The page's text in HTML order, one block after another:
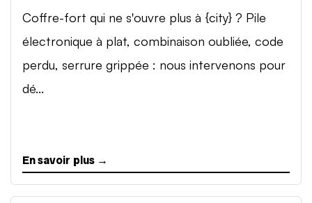
Coffre-fort qui ne s'ouvre plus à {city} ? Pile
électronique à plat, combinaison oubliée, code
perdu, serrure grippée : nous intervenons pour
dé...
En savoir plus →